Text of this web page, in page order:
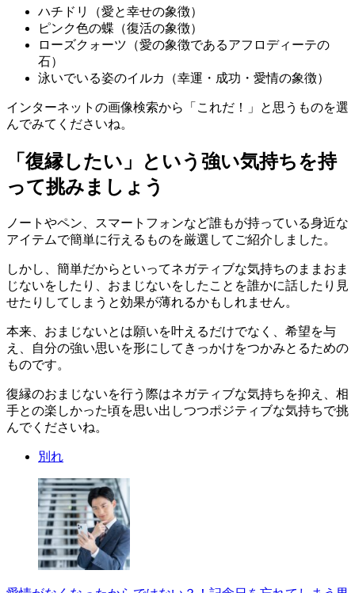
ハチドリ（愛と幸せの象徴）
ピンク色の蝶（復活の象徴）
ローズクォーツ（愛の象徴であるアフロディーテの
石）
泳いでいる姿のイルカ（幸運・成功・愛情の象徴）
インターネットの画像検索から「これだ！」と思うものを選
んでみてくださいね。
「復縁したい」という強い気持ちを持
って挑みましょう
ノートやペン、スマートフォンなど誰もが持っている身近な
アイテムで簡単に行えるものを厳選してご紹介しました。
しかし、簡単だからといってネガティブな気持ちのままおま
じないをしたり、おまじないをしたことを誰かに話したり見
せたりしてしまうと効果が薄れるかもしれません。
本来、おまじないとは願いを叶えるだけでなく、希望を与
え、自分の強い思いを形にしてきっかけをつかみとるための
ものです。
復縁のおまじないを行う際はネガティブな気持ちを抑え、相
手との楽しかった頃を思い出しつつポジティブな気持ちで挑
んでくださいね。
別れ